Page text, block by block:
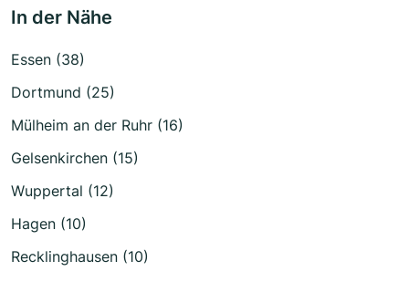
In der Nähe
Essen (38)
Dortmund (25)
Mülheim an der Ruhr (16)
Gelsenkirchen (15)
Wuppertal (12)
Hagen (10)
Recklinghausen (10)